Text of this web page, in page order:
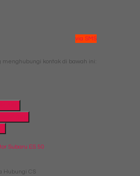
via SMS
menghubungi kontak di bawah ini:
Subaru ES 50
Hubungi CS